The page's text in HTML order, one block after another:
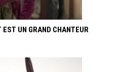
UN GRAND CHANTEUR